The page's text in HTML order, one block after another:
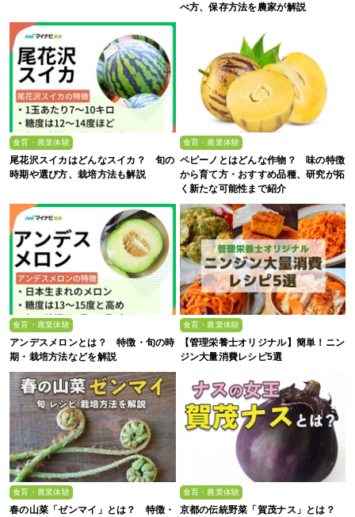
べ方、保存方法を農家が解説
食育・農業体験
尾花沢スイカはどんなスイカ？ 旬の
時期や選び方、栽培方法も解説
食育・農業体験
ペピーノとはどんな作物？ 味の特徴
から育て方・おすすめ品種、研究が拓
く新たな可能性まで紹介
食育・農業体験
アンデスメロンとは？ 特徴・旬の時
期・栽培方法などを解説
食育・農業体験
【管理栄養士オリジナル】簡単！ニン
ジン大量消費レシピ5選
食育・農業体験
春の山菜「ゼンマイ」とは？ 特徴・
食育・農業体験
京都の伝統野菜「賀茂ナス」とは？